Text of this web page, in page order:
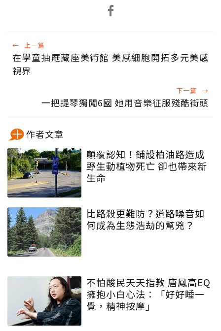
← 上一篇
在學童抽屜藏座美術館 美感細胞開拓多元美感
視界
下一篇 →
一把提琴獨闖6國 她用音樂征服殘酷街頭
作者文章
顛覆認知！鋪設柏油路造成
野生動植物死亡 卻也帶來新
生命
比路殺更難防？道路噪音如
何成為生態浩劫的幫兇？
不怕酸民天天指教 唐鳳高EQ
擁抱小白心法：「好好睡一
覺，精神按摩」